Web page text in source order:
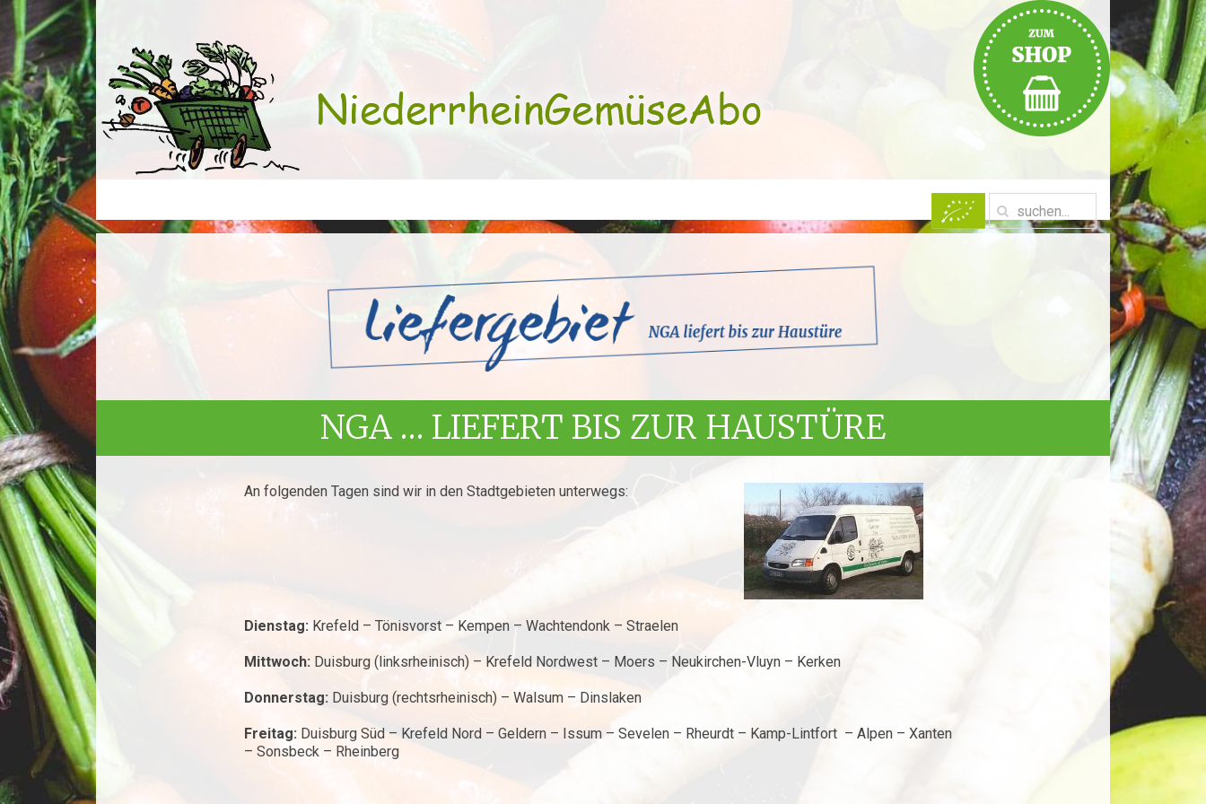
NGA … LIEFERT BIS ZUR HAUSTÜRE
An folgenden Tagen sind wir in den Stadtgebieten unterwegs:
Dienstag: Krefeld – Tönisvorst – Kempen – Wachtendonk – Straelen
Mittwoch: Duisburg (linksrheinisch) – Krefeld Nordwest – Moers – Neukirchen-Vluyn – Kerken
Donnerstag: Duisburg (rechtsrheinisch) – Walsum – Dinslaken
Freitag: Duisburg Süd – Krefeld Nord – Geldern – Issum – Sevelen – Rheurdt – Kamp-Lintfort – Alpen – Xanten
– Sonsbeck – Rheinberg